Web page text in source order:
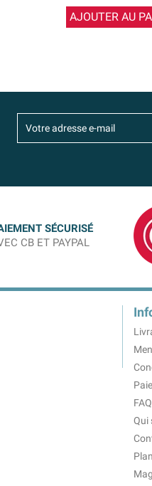
AJOUTER AU
SÉCURISÉ
CB ET PAYPAL
FAQ
Qui